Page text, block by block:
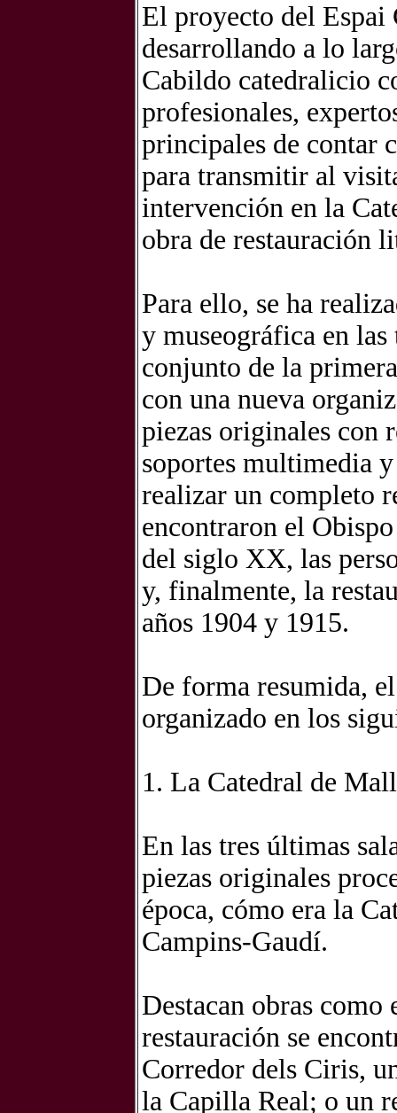
El proyecto del Espai
desarrollando a lo
Cabildo catedralicio
profesionales,
principales de contar
para transmitir al
intervención en la
obra de restauración
Para ello, se ha
y museográfica en
conjunto de la
con una nueva
piezas originales con
soportes multimedia
realizar un completo
encontraron el
del siglo XX, las
y, finalmente, la
años 1904 y 1915.
De forma resumida,
organizado en los
1. La Catedral de
En las tres últimas
piezas originales
época, cómo era la
Campins-Gaudí.
Destacan obras
restauración se
Corredor dels Ciris,
la Capilla Real; o un